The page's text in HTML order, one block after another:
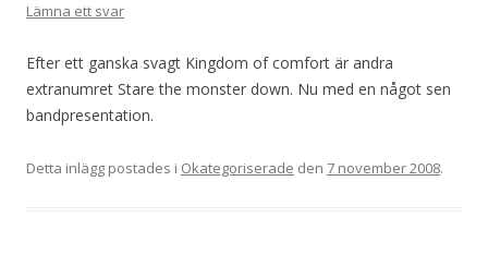
Lämna ett svar
Efter ett ganska svagt Kingdom of comfort är andra
extranumret Stare the monster down. Nu med en något sen
bandpresentation.
Detta inlägg postades i Okategoriserade den 7 november 2008.